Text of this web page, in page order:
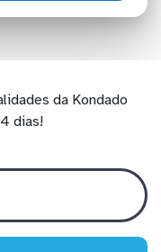
da Kondado
dias!